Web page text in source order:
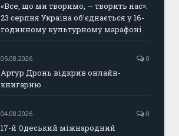
«Все, що ми творимо, — творить нас»:
23 серпня Україна об’єднається у 16-
годинному культурному марафоні
05.08.2026 0
Артур Дронь відкрив онлайн-
книгарню
04.08.2026 0
17-й Одеський міжнародний